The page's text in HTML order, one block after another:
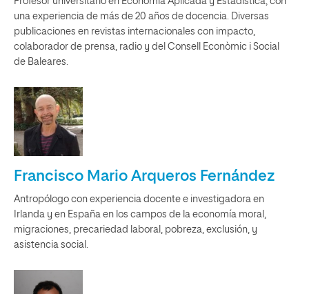
una experiencia de más de 20 años de docencia. Diversas
publicaciones en revistas internacionales con impacto,
colaborador de prensa, radio y del Consell Econòmic i Social
de Baleares.
Francisco Mario Arqueros Fernández
Antropólogo con experiencia docente e investigadora en
Irlanda y en España en los campos de la economía moral,
migraciones, precariedad laboral, pobreza, exclusión, y
asistencia social.